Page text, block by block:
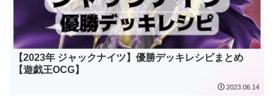
【2023年 ジャックナイツ】優勝デッキレシピまとめ
【遊戯王OCG】
2023.06.14